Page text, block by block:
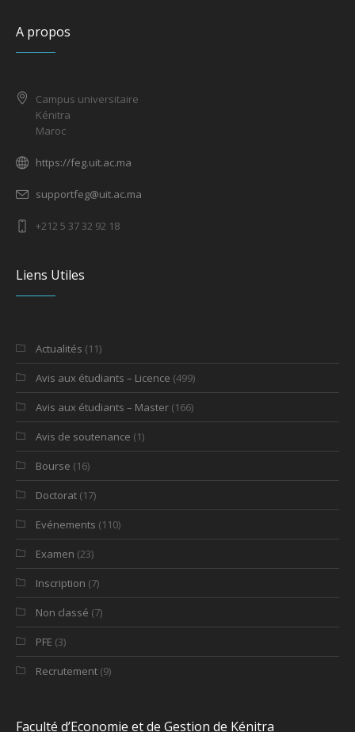
A propos
Campus universitaire
Kénitra
Maroc
https://feg.uit.ac.ma
supportfeg@uit.ac.ma
+212 5 37 32 92 18
Liens Utiles
Actualités (11)
Avis aux étudiants – Licence (499)
Avis aux étudiants – Master (166)
Avis de soutenance (1)
Bourse (16)
Doctorat (17)
Evénements (110)
Examen (23)
Inscription (7)
Non classé (7)
PFE (3)
Recrutement (9)
Faculté d’Economie et de Gestion de Kénitra